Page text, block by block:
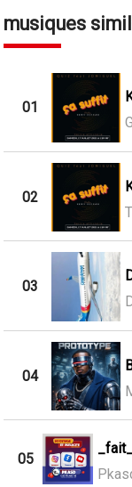
musiques
01
02
03
04
05